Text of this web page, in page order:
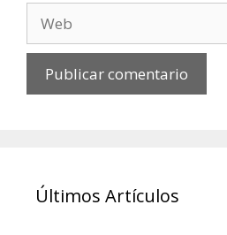
Últimos Artículos